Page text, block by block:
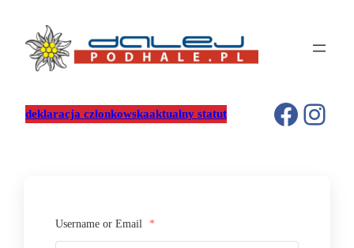
treści
deklaracja członkowskaaktualny statut
Username or Email *